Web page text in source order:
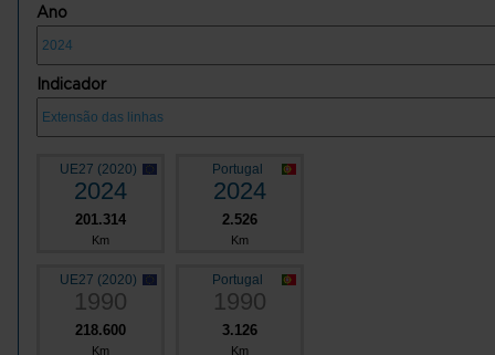
Ano
Indicador
UE27 (2020)
2024
201.314
Km
Portugal
2024
2.526
Km
UE27 (2020)
1990
218.600
Km
Portugal
1990
3.126
Km